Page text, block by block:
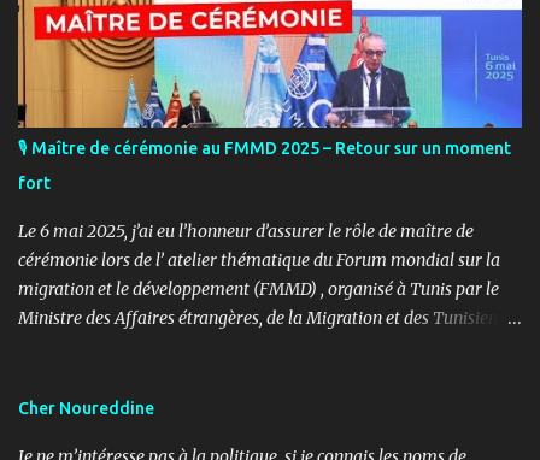
🎙️ Maître de cérémonie au FMMD 2025 – Retour sur un moment
fort
Le 6 mai 2025, j’ai eu l’honneur d’assurer le rôle de maître de
cérémonie lors de l’ atelier thématique du Forum mondial sur la
migration et le développement (FMMD) , organisé à Tunis par le
Ministre des Affaires étrangères, de la Migration et des Tunisiens à
niveau a rassemblé des diplomates, des experts de la diaspora, des
Cher Noureddine